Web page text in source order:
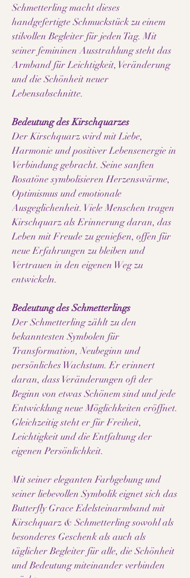
Schmetterling macht dieses
handgefertigte Schmuckstück zu einem
stilvollen Begleiter für jeden Tag. Mit
seiner femininen Ausstrahlung steht das
Armband für Leichtigkeit, Veränderung
und die Schönheit neuer
Lebensabschnitte.
Bedeutung des Kirschquarzes
Der Kirschquarz wird mit Liebe,
Harmonie und positiver Lebensenergie in
Verbindung gebracht. Seine sanften
Rosatöne symbolisieren Herzenswärme,
Optimismus und emotionale
Ausgeglichenheit. Viele Menschen tragen
Kirschquarz als Erinnerung daran, das
Leben mit Freude zu genießen, offen für
neue Erfahrungen zu bleiben und
Vertrauen in den eigenen Weg zu
entwickeln.
Bedeutung des Schmetterlings
Der Schmetterling zählt zu den
bekanntesten Symbolen für
Transformation, Neubeginn und
persönliches Wachstum. Er erinnert
daran, dass Veränderungen oft der
Beginn von etwas Schönem sind und jede
Entwicklung neue Möglichkeiten eröffnet.
Gleichzeitig steht er für Freiheit,
Leichtigkeit und die Entfaltung der
eigenen Persönlichkeit.
Mit seiner eleganten Farbgebung und
seiner liebevollen Symbolik eignet sich das
Butterfly Grace Edelsteinarmband mit
Kirschquarz & Schmetterling sowohl als
besonderes Geschenk als auch als
täglicher Begleiter für alle, die Schönheit
und Bedeutung miteinander verbinden